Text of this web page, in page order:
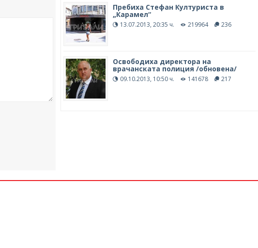
Пребиха Стефан Културиста в
„Карамел“
13.07.2013, 20:35 ч. 219964 236
Освободиха директора на
врачанската полиция /обновена/
09.10.2013, 10:50 ч. 141678 217